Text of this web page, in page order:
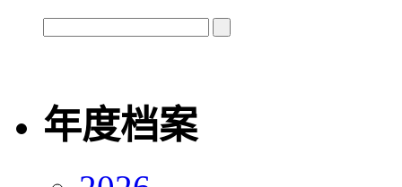
年度档案